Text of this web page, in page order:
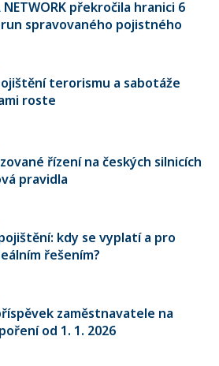
NETWORK překročila hranici 6
spravovaného pojistného
terorismu a sabotáže
roste
řízení na českých silnicích
pravidla
kdy se vyplatí a pro
řešením?
zaměstnavatele na
od 1. 1. 2026